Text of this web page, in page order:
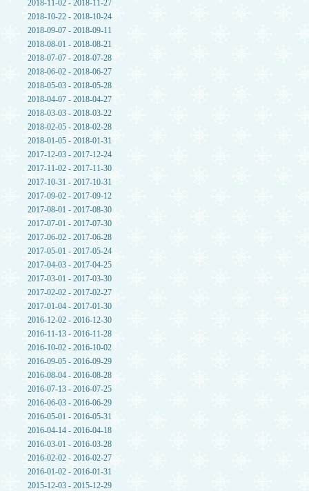
2018-11-02 - 2018-11-27
2018-10-22 - 2018-10-24
2018-09-07 - 2018-09-11
2018-08-01 - 2018-08-21
2018-07-07 - 2018-07-28
2018-06-02 - 2018-06-27
2018-05-03 - 2018-05-28
2018-04-07 - 2018-04-27
2018-03-03 - 2018-03-22
2018-02-05 - 2018-02-28
2018-01-05 - 2018-01-31
2017-12-03 - 2017-12-24
2017-11-02 - 2017-11-30
2017-10-31 - 2017-10-31
2017-09-02 - 2017-09-12
2017-08-01 - 2017-08-30
2017-07-01 - 2017-07-30
2017-06-02 - 2017-06-28
2017-05-01 - 2017-05-24
2017-04-03 - 2017-04-25
2017-03-01 - 2017-03-30
2017-02-02 - 2017-02-27
2017-01-04 - 2017-01-30
2016-12-02 - 2016-12-30
2016-11-13 - 2016-11-28
2016-10-02 - 2016-10-02
2016-09-05 - 2016-09-29
2016-08-04 - 2016-08-28
2016-07-13 - 2016-07-25
2016-06-03 - 2016-06-29
2016-05-01 - 2016-05-31
2016-04-14 - 2016-04-18
2016-03-01 - 2016-03-28
2016-02-02 - 2016-02-27
2016-01-02 - 2016-01-31
2015-12-03 - 2015-12-29